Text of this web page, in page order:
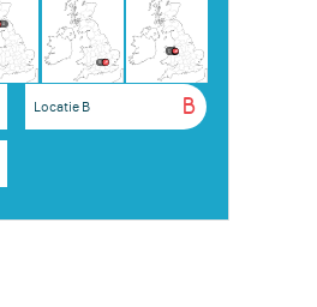
A
C
B
Locatie B